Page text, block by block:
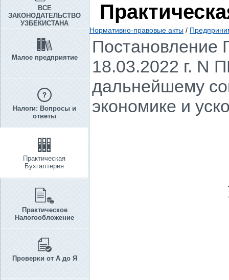
ВСЕ
ЗАКОНОДАТЕЛЬСТВО
УЗБЕКИСТАНА
Малое предприятие
Налоги: Вопросы и
ответы
Практическая
Бухгалтерия
Практическое
Налогообложение
Проверки от А до Я
Нормативно-правовые акты /
Постановление
18.03.2022 г. N
дальнейшему
экономике и